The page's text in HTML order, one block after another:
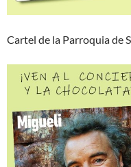
Cartel de la Parroquia de